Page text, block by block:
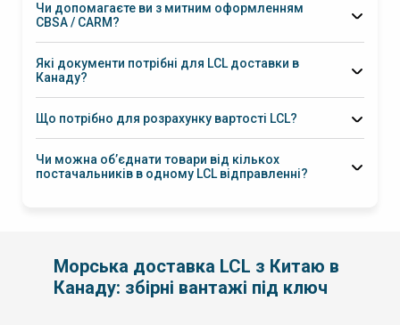
Чи допомагаєте ви з митним оформленням
CBSA / CARM?
CARM Client Portal
Які документи потрібні для LCL доставки в
Канаду?
Що потрібно для розрахунку вартості LCL?
Чи можна об’єднати товари від кількох
постачальників в одному LCL відправленні?
Морська доставка LCL з Китаю в
Канаду: збірні вантажі під ключ